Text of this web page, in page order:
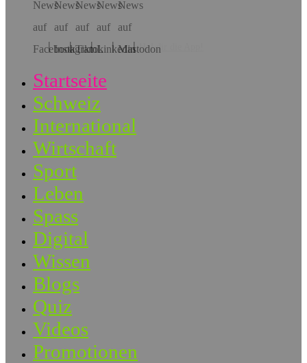
Hol dir die App!
Startseite
Schweiz
International
Wirtschaft
Sport
Leben
Spass
Digital
Wissen
Blogs
Quiz
Videos
Promotionen